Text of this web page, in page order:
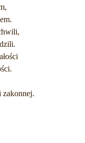
zakonnej.